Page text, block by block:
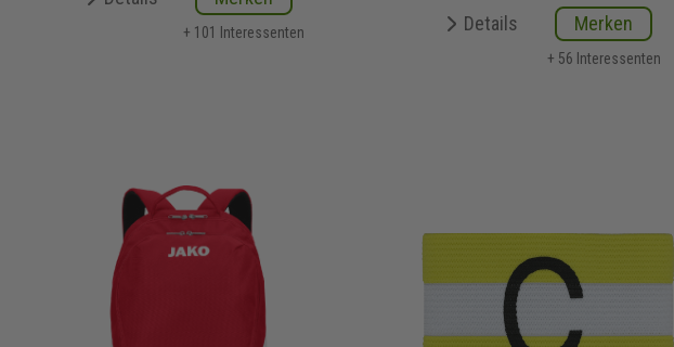
+ 101 Interessenten Details Merken
+ 56 Interessenten